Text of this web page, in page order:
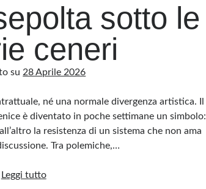
sotto le
ceneri
su28 Aprile 2026
né una normale divergenza artistica. Il
è diventato in poche settimane un simbolo:
la resistenza di un sistema che non ama
Tra polemiche,…
Leggi tuttoLa